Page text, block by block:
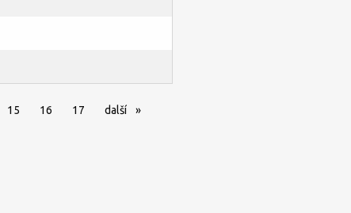
15 16 17 další stránka